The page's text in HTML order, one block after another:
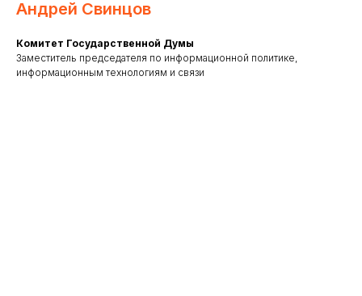
Андрей Свинцов
Комитет Государственной Думы
Заместитель председателя по информационной политике,
информационным технологиям и связи